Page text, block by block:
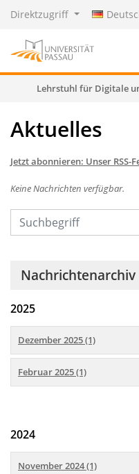
Direktzugriff
Lehrstuhl für Digitale
Aktuelles
Jetzt abonnieren: Unser
Keine Nachrichten verfügbar.
Nachrichtenarchiv
2025
Dezember 2025 (1)
Februar 2025 (1)
2024
November 2024 (1)